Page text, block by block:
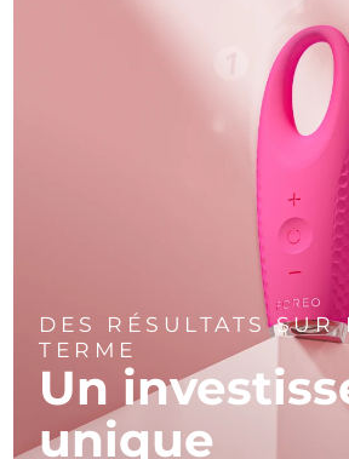
DES RÉSULTATS SUR
TERME
Un
unique